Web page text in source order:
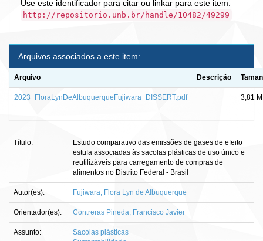
Use este identificador para citar ou linkar para este item:
http://repositorio.unb.br/handle/10482/49299
Arquivos associados a este item:
Arquivo Descrição
2023_FloraLynDeAlbuquerqueFujiwara_DISSERT.pdf 3,81
Título:
Estudo comparativo das emissões de gases de efeito
estufa associadas às sacolas plásticas de uso único e
reutilizáveis para carregamento de compras de
alimentos no Distrito Federal - Brasil
Autor(es): Fujiwara, Flora Lyn de Albuquerque
Orientador(es): Contreras Pineda, Francisco Javier
Assunto:
Sacolas plásticas